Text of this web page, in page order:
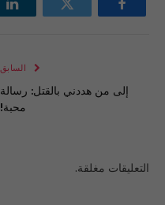
فيسبوك تويتر
السابق
إلى من هددني بالقتل: رسالة
محبة!
التعليقات مغلقة.